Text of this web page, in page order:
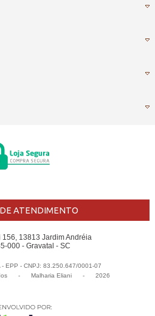
ATENDIMENTO
156, 13813 Jardim Andréia
000 - Gravatal - SC
- EPP - CNPJ: 83.250.647/0001-07
- Malharia Eliani - 2026